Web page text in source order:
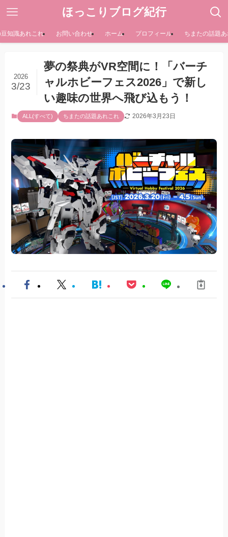
ほっこりブログ紀行
知識あれこれ お問い合わせ ホーム プロフィール ちまたの話題
夢の祭典がVR空間に！「バーチ
ャルホビーフェス2026」で新し
い趣味の世界へ飛び込もう！
2026
3/23
ALL(すべて) ちまたの話題あれこれ 2026年3月23日